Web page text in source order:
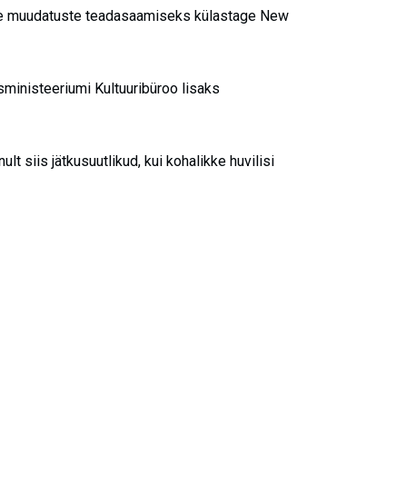
muudatuste teadasaamiseks külastage New
Kultuuribüroo lisaks
siis jätkusuutlikud, kui kohalikke huvilisi